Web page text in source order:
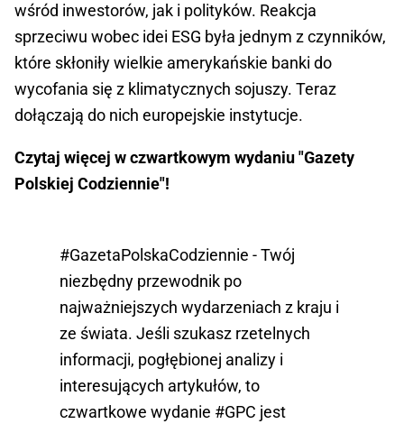
wśród inwestorów, jak i polityków. Reakcja
sprzeciwu wobec idei ESG była jednym z czynników,
które skłoniły wielkie amerykańskie banki do
wycofania się z klimatycznych sojuszy. Teraz
dołączają do nich europejskie instytucje.
Czytaj więcej w czwartkowym wydaniu "Gazety
Polskiej Codziennie"!
#GazetaPolskaCodziennie - Twój
niezbędny przewodnik po
najważniejszych wydarzeniach z kraju i
ze świata. Jeśli szukasz rzetelnych
informacji, pogłębionej analizy i
interesujących artykułów, to
czwartkowe wydanie #GPC jest